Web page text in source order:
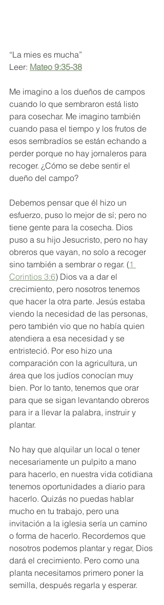
“La mies es mucha”
Leer: Mateo 9:35-38
Me imagino a los dueños de campos
cuando lo que sembraron está listo
para cosechar. Me imagino también
cuando pasa el tiempo y los frutos de
esos sembradíos se están echando a
perder porque no hay jornaleros para
recoger. ¿Cómo se debe sentir el
dueño del campo?
Debemos pensar que él hizo un
esfuerzo, puso lo mejor de sí; pero no
tiene gente para la cosecha. Dios
puso a su hijo Jesucristo, pero no hay
obreros que vayan, no solo a recoger
sino también a sembrar o regar. (1
Corintios 3:6) Dios va a dar el
crecimiento, pero nosotros tenemos
que hacer la otra parte. Jesús estaba
viendo la necesidad de las personas,
pero también vio que no había quien
atendiera a esa necesidad y se
entristeció. Por eso hizo una
comparación con la agricultura, un
área que los judíos conocían muy
bien. Por lo tanto, tenemos que orar
para que se sigan levantando obreros
para ir a llevar la palabra, instruir y
plantar.
No hay que alquilar un local o tener
necesariamente un pulpito a mano
para hacerlo, en nuestra vida cotidiana
tenemos oportunidades a diario para
hacerlo. Quizás no puedas hablar
mucho en tu trabajo, pero una
invitación a la iglesia sería un camino
o forma de hacerlo. Recordemos que
nosotros podemos plantar y regar, Dios
dará el crecimiento. Pero como una
planta necesitamos primero poner la
semilla, después regarla y esperar.